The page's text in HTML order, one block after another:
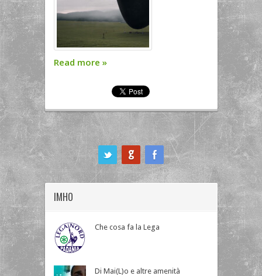
Read more »
IMHO
Che cosa fa la Lega
Di Mai(L)o e altre amenità